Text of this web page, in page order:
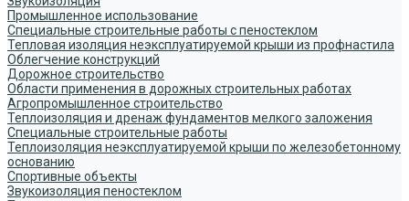
Промышленное использование
Специальные строительные работы с пеностеклом
Тепловая изоляция неэксплуатируемой крыши из профнастила
Облегчение конструкций
Дорожное строительство
Области применения в дорожных строительных работах
Агропромышленное строительство
Теплоизоляция и дренаж фундаментов мелкого заложения
Специальные строительные работы
Теплоизоляция неэксплуатируемой крыши по железобетонному
основанию
Спортивные объекты
Звукоизоляция пеностеклом